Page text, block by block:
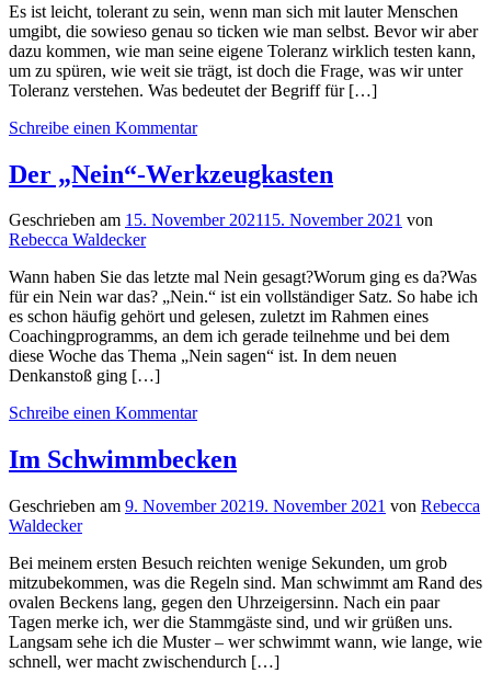
Es ist leicht, tolerant zu sein, wenn man sich mit lauter Menschen
umgibt, die sowieso genau so ticken wie man selbst. Bevor wir aber
dazu kommen, wie man seine eigene Toleranz wirklich testen kann,
um zu spüren, wie weit sie trägt, ist doch die Frage, was wir unter
Toleranz verstehen. Was bedeutet der Begriff für […]
Schreibe einen Kommentar
Der „Nein“-Werkzeugkasten
Geschrieben am 15. November 202115. November 2021 von
Rebecca Waldecker
Wann haben Sie das letzte mal Nein gesagt?Worum ging es da?Was
für ein Nein war das? „Nein.“ ist ein vollständiger Satz. So habe ich
es schon häufig gehört und gelesen, zuletzt im Rahmen eines
Coachingprogramms, an dem ich gerade teilnehme und bei dem
diese Woche das Thema „Nein sagen“ ist. In dem neuen
Denkanstoß ging […]
Schreibe einen Kommentar
Im Schwimmbecken
Geschrieben am 9. November 20219. November 2021 von Rebecca
Waldecker
Bei meinem ersten Besuch reichten wenige Sekunden, um grob
mitzubekommen, was die Regeln sind. Man schwimmt am Rand des
ovalen Beckens lang, gegen den Uhrzeigersinn. Nach ein paar
Tagen merke ich, wer die Stammgäste sind, und wir grüßen uns.
Langsam sehe ich die Muster – wer schwimmt wann, wie lange, wie
schnell, wer macht zwischendurch […]